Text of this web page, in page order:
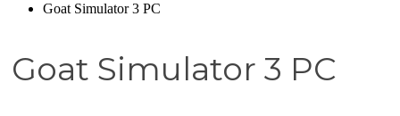
Goat Simulator 3 PC
Goat Simulator 3 PC